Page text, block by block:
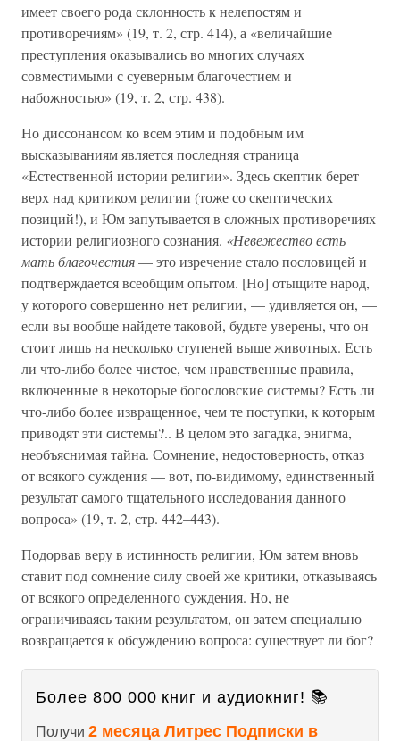
имеет своего рода склонность к нелепостям и
противоречиям» (19, т. 2, стр. 414), а «величайшие
преступления оказывались во многих случаях
совместимыми с суеверным благочестием и
набожностью» (19, т. 2, стр. 438).
Но диссонансом ко всем этим и подобным им
высказываниям является последняя страница
«Естественной истории религии». Здесь скептик берет
верх над критиком религии (тоже со скептических
позиций!), и Юм запутывается в сложных противоречиях
истории религиозного сознания. «Невежество есть
мать благочестия— это изречение стало пословицей и
подтверждается всеобщим опытом. [Но] отыщите народ,
у которого совершенно нет религии, — удивляется он, —
если вы вообще найдете таковой, будьте уверены, что он
стоит лишь на несколько ступеней выше животных. Есть
ли что-либо более чистое, чем нравственные правила,
включенные в некоторые богословские системы? Есть ли
что-либо более извращенное, чем те поступки, к которым
приводят эти системы?.. В целом это загадка, энигма,
необъяснимая тайна. Сомнение, недостоверность, отказ
от всякого суждения — вот, по-видимому, единственный
результат самого тщательного исследования данного
вопроса» (19, т. 2, стр. 442–443).
Подорвав веру в истинность религии, Юм затем вновь
ставит под сомнение силу своей же критики, отказываясь
от всякого определенного суждения. Но, не
ограничиваясь таким результатом, он затем специально
возвращается к обсуждению вопроса: существует ли бог?
Более 800 000 книг и аудиокниг! 📚
Получи 2 месяца Литрес Подписки в